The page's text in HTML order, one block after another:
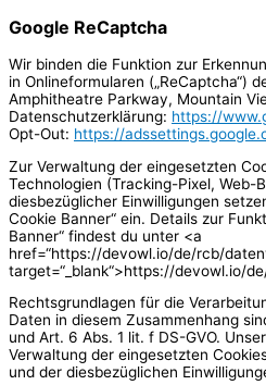
Google ReCaptcha
Wir binden die Funktion zur
in Onlineformularen („ReCaptcha“)
Amphitheatre Parkway, Mountain
Datenschutzerklärung: https://
Opt-Out: https://
Zur Verwaltung der eingesetzten
Technologien (Tracking-Pixel, Web-
diesbezüglicher Einwilligungen
Cookie Banner“ ein. Details zur
Banner“ findest du unter <a
href=“https://devowl.io/de/rcb/
target=“_blank“>https://devowl.io/
Rechtsgrundlagen für die
Daten in diesem Zusammenhang
und Art. 6 Abs. 1 lit. f DS-GVO.
Verwaltung der eingesetzten
und der diesbezüglichen